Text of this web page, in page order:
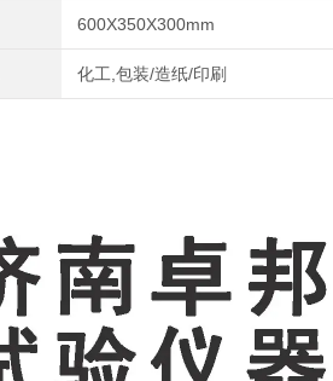
600X350X300mm
化工,包装/造纸/印刷